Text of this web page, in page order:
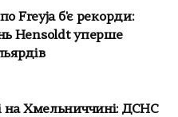
Freyja б'є рекорди:
Hensoldt уперше
на Хмельниччині: ДСНС